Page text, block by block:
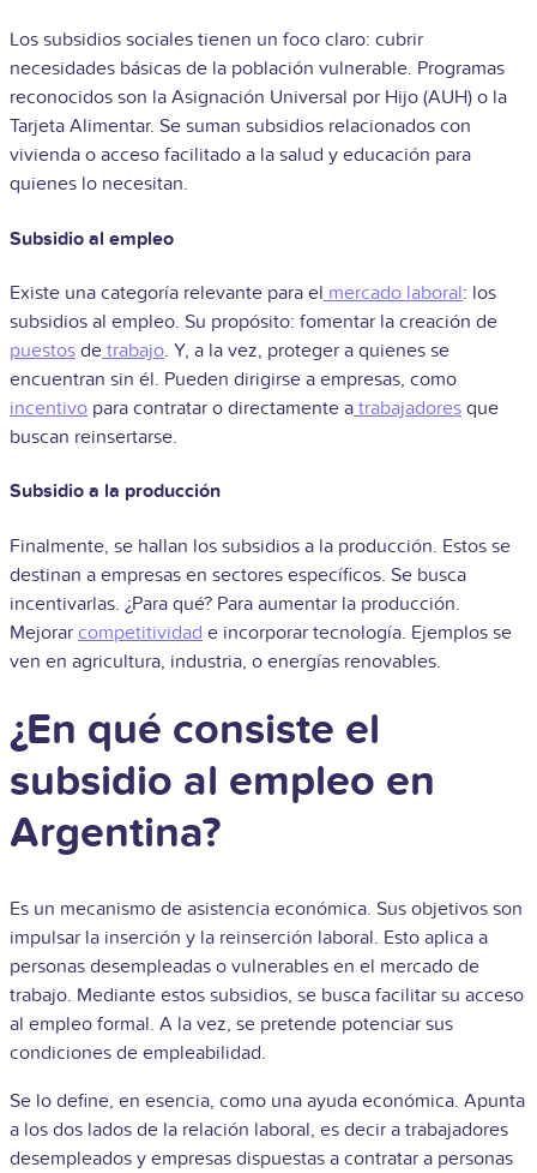
Los subsidios sociales tienen un foco claro: cubrir
necesidades básicas de la población vulnerable. Programas
reconocidos son la Asignación Universal por Hijo (AUH) o la
Tarjeta Alimentar. Se suman subsidios relacionados con
vivienda o acceso facilitado a la salud y educación para
quienes lo necesitan.
Subsidio al empleo
Existe una categoría relevante para el mercado laboral: los
subsidios al empleo. Su propósito: fomentar la creación de
puestos de trabajo. Y, a la vez, proteger a quienes se
encuentran sin él. Pueden dirigirse a empresas, como
incentivo para contratar o directamente a trabajadores que
buscan reinsertarse.
Subsidio a la producción
Finalmente, se hallan los subsidios a la producción. Estos se
destinan a empresas en sectores específicos. Se busca
incentivarlas. ¿Para qué? Para aumentar la producción.
Mejorar competitividad e incorporar tecnología. Ejemplos se
ven en agricultura, industria, o energías renovables.
¿En qué consiste el
subsidio al empleo en
Argentina?
Es un mecanismo de asistencia económica. Sus objetivos son
impulsar la inserción y la reinserción laboral. Esto aplica a
personas desempleadas o vulnerables en el mercado de
trabajo. Mediante estos subsidios, se busca facilitar su acceso
al empleo formal. A la vez, se pretende potenciar sus
condiciones de empleabilidad.
Se lo define, en esencia, como una ayuda económica. Apunta
a los dos lados de la relación laboral, es decir a trabajadores
desempleados y empresas dispuestas a contratar a personas